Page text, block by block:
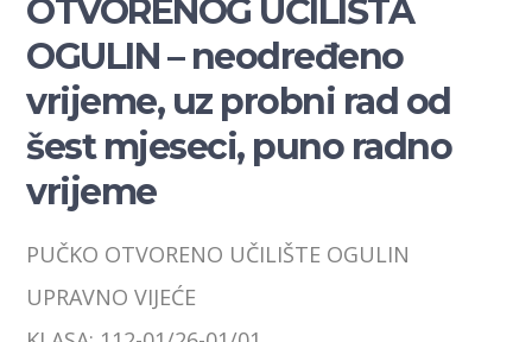
OTVORENOG UČILIŠTA
OGULIN – neodređeno
vrijeme, uz probni rad od
šest mjeseci, puno radno
vrijeme
PUČKO OTVORENO UČILIŠTE OGULIN
UPRAVNO VIJEĆE